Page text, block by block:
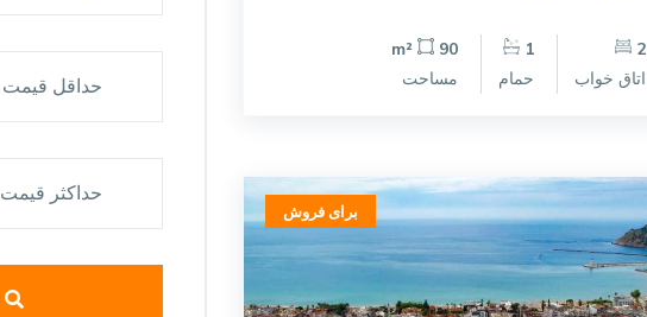
2
اتاق خواب
1
حمام
90 m²
مساحت
برای فروش
حداقل قيمت
حداكثر قيمت